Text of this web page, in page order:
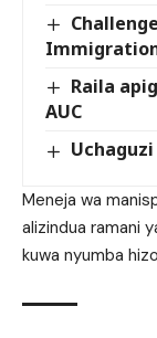
Raila
AUC
Meneja wa
alizindua ramani
kuwa nyumba